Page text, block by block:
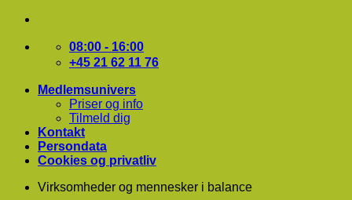
Fortsæt
indhold
08:00 - 16:00
+45 21 62 11 76
Medlemsunivers
Priser og info
Tilmeld dig
Kontakt
Persondata
Cookies og privatliv
Virksomheder og mennesker i balance